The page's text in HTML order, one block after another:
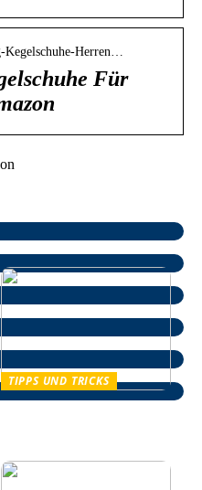
Kegelschuhe-Herren…
Für
TIPPS UND TRICKS